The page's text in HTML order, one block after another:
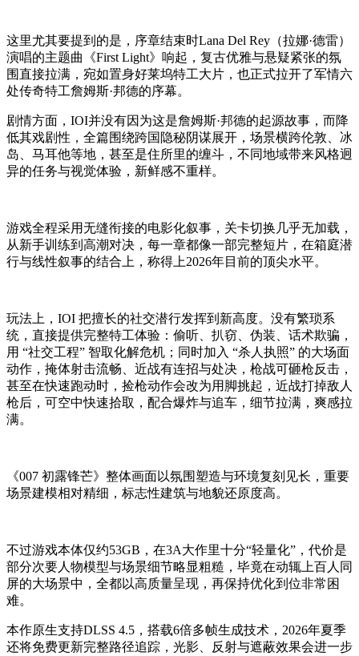
这里尤其要提到的是，序章结束时Lana Del Rey（拉娜·德雷）
演唱的主题曲《First Light》响起，复古优雅与悬疑紧张的氛
围直接拉满，宛如置身好莱坞特工大片，也正式拉开了军情六
处传奇特工詹姆斯·邦德的序幕。
剧情方面，IOI并没有因为这是詹姆斯·邦德的起源故事，而降
低其戏剧性，全篇围绕跨国隐秘阴谋展开，场景横跨伦敦、冰
岛、马耳他等地，甚至是住所里的缠斗，不同地域带来风格迥
异的任务与视觉体验，新鲜感不重样。
游戏全程采用无缝衔接的电影化叙事，关卡切换几乎无加载，
从新手训练到高潮对决，每一章都像一部完整短片，在箱庭潜
行与线性叙事的结合上，称得上2026年目前的顶尖水平。
玩法上，IOI 把擅长的社交潜行发挥到新高度。没有繁琐系
统，直接提供完整特工体验：偷听、扒窃、伪装、话术欺骗，
用 “社交工程” 智取化解危机；同时加入 “杀人执照” 的大场面
动作，掩体射击流畅、近战有连招与处决，枪战可砸枪反击，
甚至在快速跑动时，捡枪动作会改为用脚挑起，近战打掉敌人
枪后，可空中快速拾取，配合爆炸与追车，细节拉满，爽感拉
满。
《007 初露锋芒》整体画面以氛围塑造与环境复刻见长，重要
场景建模相对精细，标志性建筑与地貌还原度高。
不过游戏本体仅约53GB，在3A大作里十分“轻量化”，代价是
部分次要人物模型与场景细节略显粗糙，毕竟在动辄上百人同
屏的大场景中，全都以高质量呈现，再保持优化到位非常困
难。
本作原生支持DLSS 4.5，搭载6倍多帧生成技术，2026年夏季
还将免费更新完整路径追踪，光影、反射与遮蔽效果会进一步